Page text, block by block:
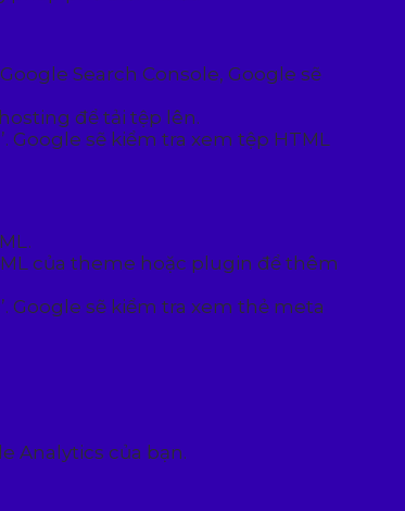
Search Console, Google sẽ
để tải tệp lên.
Google sẽ kiểm tra xem tệp HTML
của theme hoặc plugin để thêm
Google sẽ kiểm tra xem thẻ meta
Analytics của bạn.